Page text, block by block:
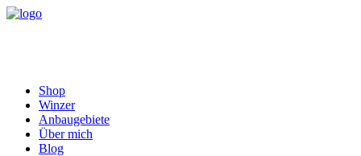
Shop
Winzer
Anbaugebiete
Über mich
Blog